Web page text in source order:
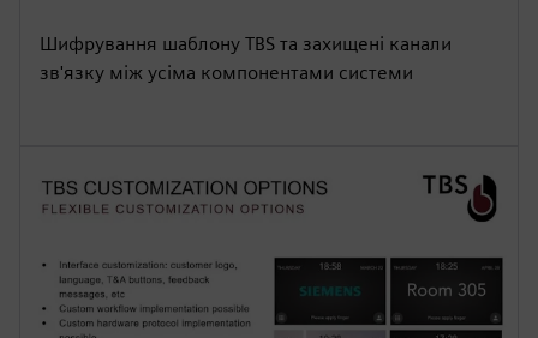
Шифрування шаблону TBS та захищені канали
зв'язку між усіма компонентами системи